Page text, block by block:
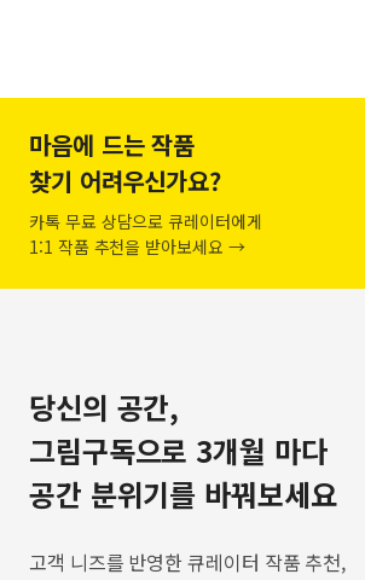
마음에 드는 작품
찾기 어려우신가요?
카톡 무료 상담으로 큐레이터에게
1:1 작품 추천을 받아보세요 →
당신의 공간,
그림구독으로 3개월 마다
공간 분위기를 바꿔보세요
고객 니즈를 반영한 큐레이터 작품 추천,